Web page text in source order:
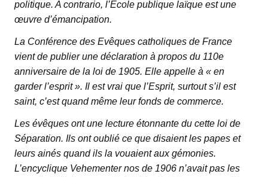
politique. A contrario, l’Ecole publique laïque est une
œuvre d’émancipation.
La Conférence des Evêques catholiques de France
vient de publier une déclaration à propos du 110e
anniversaire de la loi de 1905. Elle appelle à « en
garder l’esprit ». Il est vrai que l’Esprit, surtout s’il est
saint, c’est quand même leur fonds de commerce.
Les évêques ont une lecture étonnante du cette loi de
Séparation. Ils ont oublié ce que disaient les papes et
leurs ainés quand ils la vouaient aux gémonies.
L’encyclique Vehementer nos de 1906 n’avait pas les